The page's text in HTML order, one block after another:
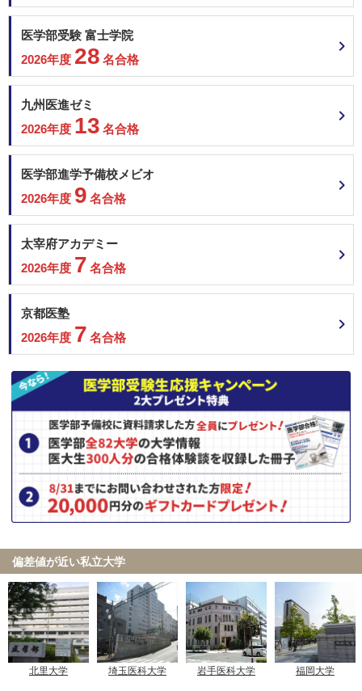
医学部受験 富士学院
2026年度 28 名合格
九州医進ゼミ
2026年度 13 名合格
医学部進学予備校メビオ
2026年度 9 名合格
太宰府アカデミー
2026年度 7 名合格
京都医塾
2026年度 7 名合格
偏差値が近い私立大学
北里大学 埼玉医科大学 岩手医科大学 福岡大学